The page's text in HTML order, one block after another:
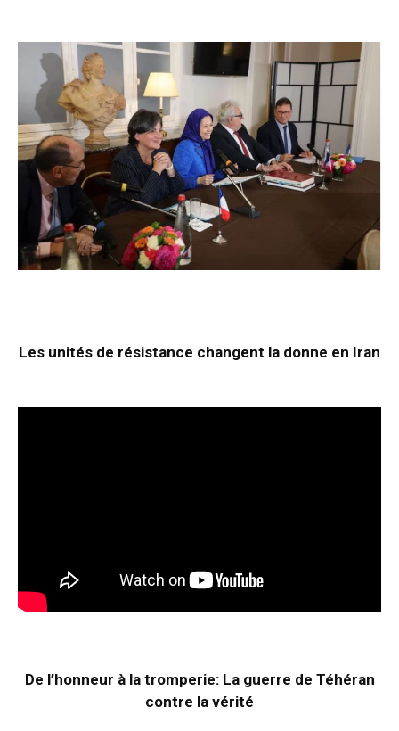
Les unités de résistance changent la donne en Iran
De l’honneur à la tromperie: La guerre de Téhéran
contre la vérité